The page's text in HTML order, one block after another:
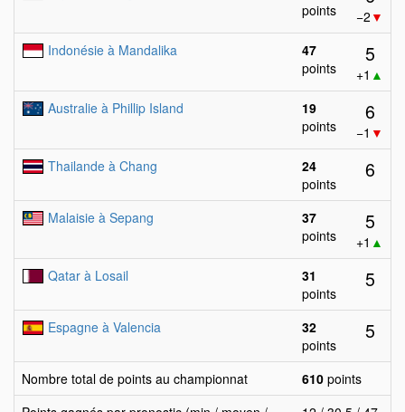
points
−2 ▼
Indonésie à Mandalika
47
points
5
+1 ▲
Australie à Phillip Island
19
points
6
−1 ▼
Thailande à Chang
24
points
6
Malaisie à Sepang
37
points
5
+1 ▲
Qatar à Losail
31
points
5
Espagne à Valencia
32
points
5
Nombre total de points au championnat 610 points